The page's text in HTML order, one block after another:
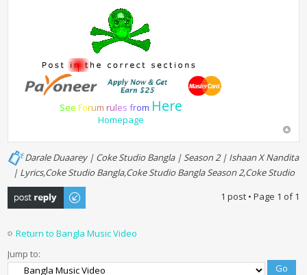
See Forum rules from Here
Homepage
Darale Duaarey | Coke Studio Bangla | Season 2 | Ishaan X Nandita
| Lyrics,Coke Studio Bangla,Coke Studio Bangla Season 2,Coke Studio
Post a reply
1 post • Page 1 of1
Return to Bangla Music Video
Jump to: